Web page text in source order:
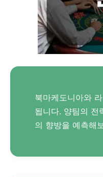
북마케도니아와
됩니다. 양팀의 전
의 향방을 예측해